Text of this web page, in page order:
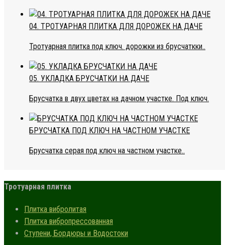
04. ТРОТУАРНАЯ ПЛИТКА ДЛЯ ДОРОЖЕК НА ДАЧЕ
Тротуарная плитка под ключ. дорожки из брусчаткки..
05. УКЛАДКА БРУСЧАТКИ НА ДАЧЕ
Брусчатка в двух цветах на дачном участке. Под ключ.
БРУСЧАТКА ПОД КЛЮЧ НА ЧАСТНОМ УЧАСТКЕ
Брусчатка серая под ключ на частном участке..
Тротуарная плитка
Плитка вибролитая
Плитка вибропрессованная
Ступени, Бордюры и Водостоки